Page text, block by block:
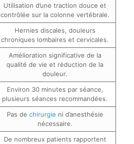
Utilisation d’une traction douce et
contrôlée sur la colonne vertébrale.
Hernies discales, douleurs
chroniques lombaires et cervicales.
Amélioration significative de la
qualité de vie et réduction de la
douleur.
Environ 30 minutes par séance,
plusieurs séances recommandées.
Pas de chirurgie ni d’anesthésie
nécessaire.
De nombreux patients rapportent